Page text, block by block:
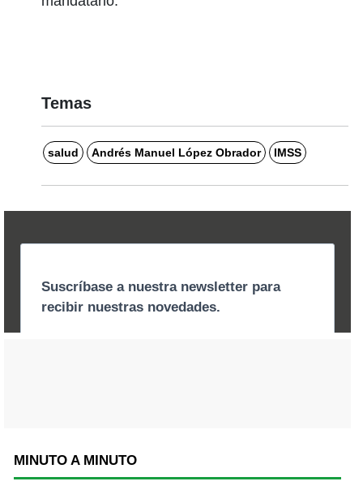
Temas
salud Andrés Manuel López Obrador IMSS
MINUTO A MINUTO